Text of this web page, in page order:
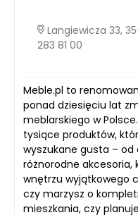
Langiewicza 33,
283 81 00
Meble.pl to
ponad dziesięciu lat
meblarskiego w
tysiące produktów,
wyszukane gusta –
różnorodne
wnętrzu wyjątkowego
czy marzysz o
mieszkania, czy